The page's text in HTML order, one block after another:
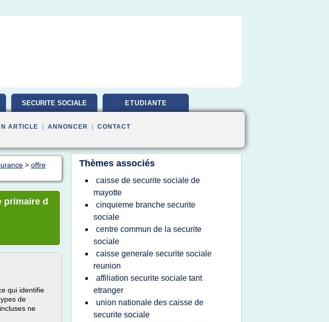
SECURITE SOCIALE ETUDIANTE
ARTICLE ANNONCER CONTACT
> offre
primaire d
qui identifie
de
ne
Thèmes associés
caisse de securite sociale de
mayotte
cinquieme branche securite
sociale
centre commun de la securite
sociale
caisse generale securite sociale
reunion
affiliation securite sociale tant
etranger
union nationale des caisse de
securite sociale